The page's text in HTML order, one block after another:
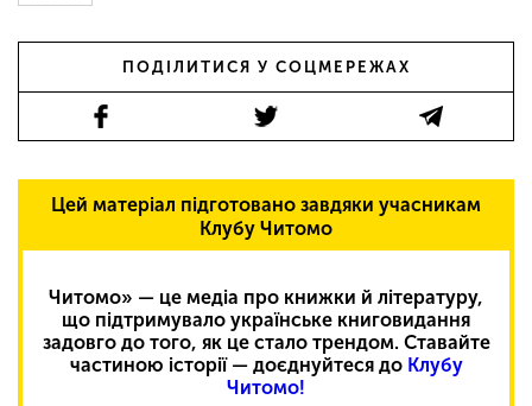
ПОДІЛИТИСЯ У СОЦМЕРЕЖАХ
Цей матеріал підготовано завдяки учасникам
Клубу Читомо
Читомо» — це медіа про книжки й літературу,
що підтримувало українське книговидання
задовго до того, як це стало трендом. Ставайте
частиною історії — доєднуйтеся до Клубу
Читомо!